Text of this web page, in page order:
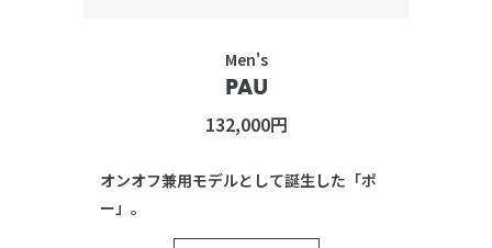
Men's
PAU
132,000円
オンオフ兼用モデルとして誕生した「ポ
ー」。